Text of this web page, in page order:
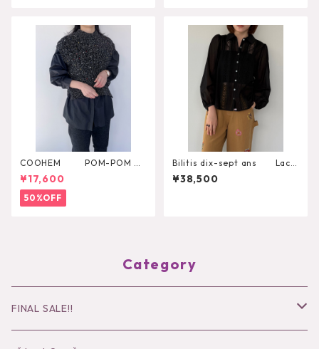
COOHEM POM-POM M
ELANGE KNIT VEST
¥17,600
50%OFF
Bilitis dix-sept ans Lace
+Tuck Blouse 2911-959
¥38,500
Category
FINAL SALE!!